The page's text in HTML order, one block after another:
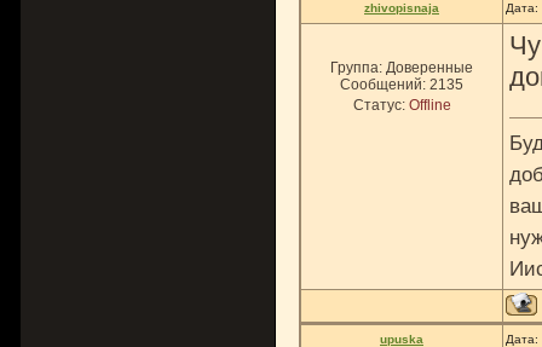
zhivopisnaja
Группа: Доверенные
Сообщений: 2135
Статус: Offline
upuska